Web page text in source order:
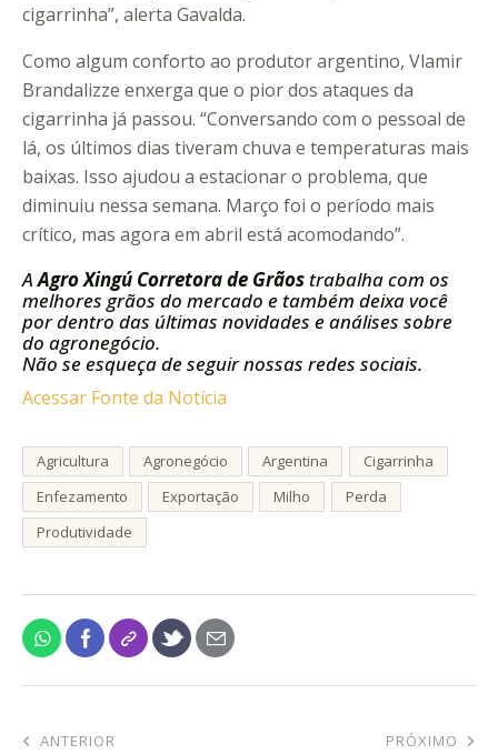
cigarrinha”, alerta Gavalda.
Como algum conforto ao produtor argentino, Vlamir
Brandalizze enxerga que o pior dos ataques da
cigarrinha já passou. “Conversando com o pessoal de
lá, os últimos dias tiveram chuva e temperaturas mais
baixas. Isso ajudou a estacionar o problema, que
diminuiu nessa semana. Março foi o período mais
crítico, mas agora em abril está acomodando”.
AAgro Xingú Corretora de Grãos trabalha com os
melhores grãos do mercado e também deixa você
por dentro das últimas novidades e análises sobre
do agronegócio.
Não se esqueça de seguir nossas redes sociais.
Acessar Fonte da Notícia
Agricultura Agronegócio Argentina
Cigarrinha
Enfezamento
Exportação Milho
Perda
Produtividade
ANTERIOR PRÓXIMO